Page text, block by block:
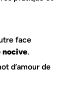
face
nocive.
d’amour de